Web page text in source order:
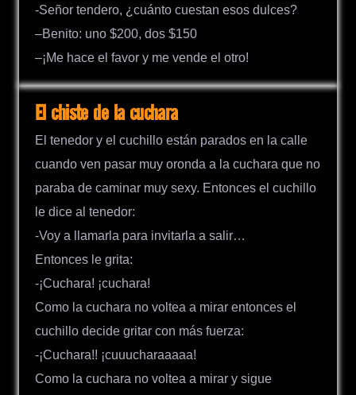
-Señor tendero, ¿cuánto cuestan esos dulces?
–Benito: uno $200, dos $150
–¡Me hace el favor y me vende el otro!
El chiste de la cuchara
El tenedor y el cuchillo están parados en la calle
cuando ven pasar muy oronda a la cuchara que no
paraba de caminar muy sexy. Entonces el cuchillo
le dice al tenedor:
-Voy a llamarla para invitarla a salir…
Entonces le grita:
-¡Cuchara! ¡cuchara!
Como la cuchara no voltea a mirar entonces el
cuchillo decide gritar con más fuerza:
-¡Cuchara!! ¡cuuucharaaaaa!
Como la cuchara no voltea a mirar y sigue